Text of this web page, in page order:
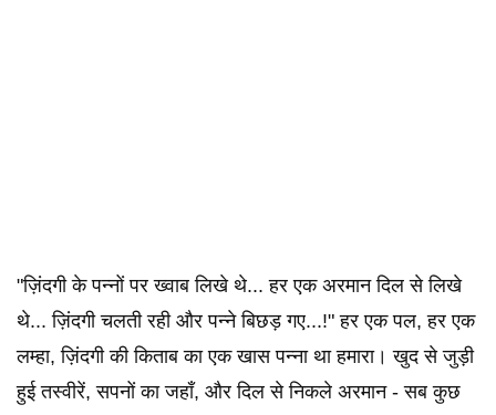
"ज़िंदगी के पन्नों पर ख्वाब लिखे थे... हर एक अरमान दिल से लिखे
थे... ज़िंदगी चलती रही और पन्ने बिछड़ गए...!" हर एक पल, हर एक
लम्हा, ज़िंदगी की किताब का एक खास पन्ना था हमारा। खुद से जुड़ी
हुई तस्वीरें, सपनों का जहाँ, और दिल से निकले अरमान - सब कुछ